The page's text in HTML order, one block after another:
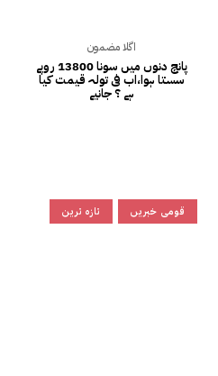
اگلا مضمون
پانچ دنوں میں سونا 13800 روپے
سستا ہوا،اب فی تولہ قیمت کیا
ہے ؟ جانیے